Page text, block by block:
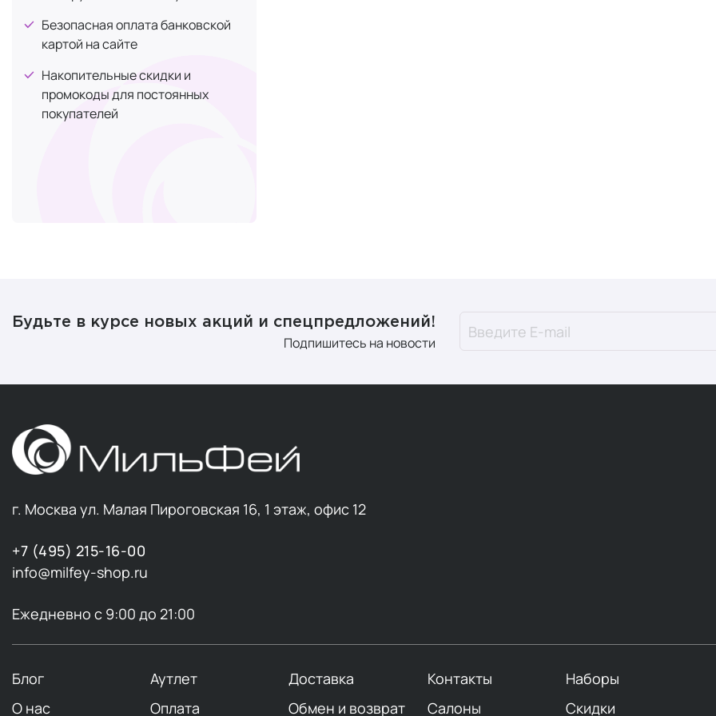
Безопасная оплата банковской
картой на сайте
Накопительные скидки и
промокоды для постоянных
покупателей
Будьте в курсе новых акций и спецпредложений!
Подпишитесь на новости
г. Москва ул. Малая Пироговская 16, 1 этаж, офис 12
+7 (495) 215-16-00
info@milfey-shop.ru
Ежедневно с 9:00 до 21:00
Блог Аутлет Доставка Контакты
Наборы
О нас
Оплата Обмен и возврат Салоны Скидки